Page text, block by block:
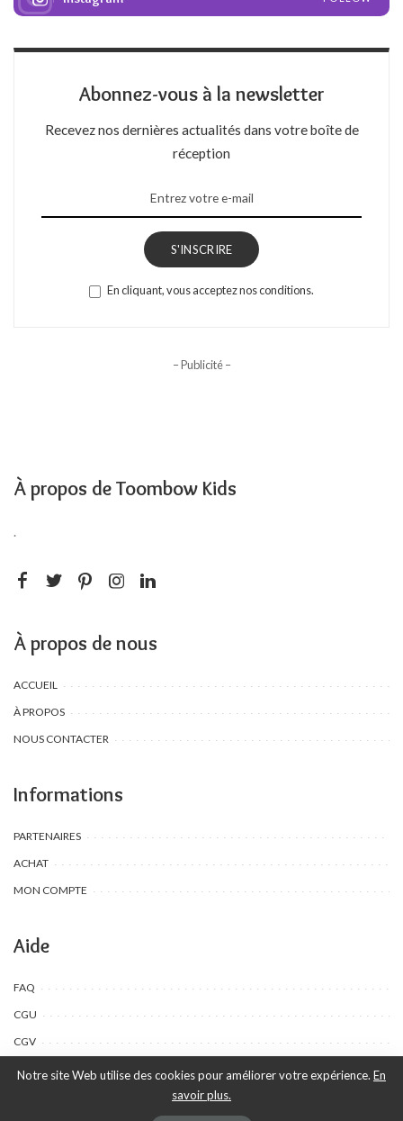
Abonnez-vous à la newsletter
Recevez nos dernières actualités dans votre boîte de
réception
S'INSCRIRE
En cliquant, vous acceptez nos conditions.
– Publicité –
À propos de Toombow Kids
.
À propos de nous
ACCUEIL
À PROPOS
NOUS CONTACTER
Informations
PARTENAIRES
ACHAT
MON COMPTE
Aide
FAQ
CGU
CGV
©Toombow Kids, 2022 - 2024 - Tous droits réservés | Créé par Ewing
Notre site Web utilise des cookies pour améliorer votre expérience. En
savoir plus.